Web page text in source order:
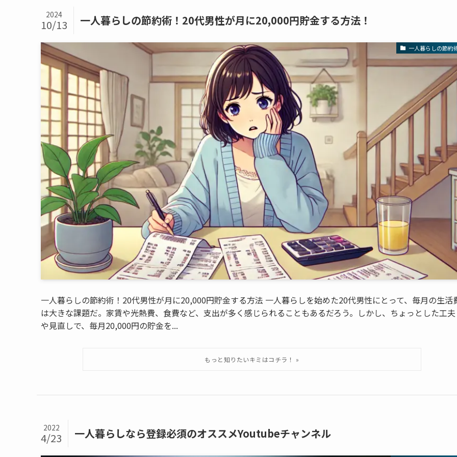
一人暮らしの節約術！20代男性が月に20,000円貯金する方法！
2024
10/13
一人暮らしの節約
一人暮らしの節約術！20代男性が月に20,000円貯金する方法 一人暮らしを始めた20代男性にとって、毎月の生活
は大きな課題だ。家賃や光熱費、食費など、支出が多く感じられることもあるだろう。しかし、ちょっとした工夫
や見直しで、毎月20,000円の貯金を...
一人暮らしなら登録必須のオススメYoutubeチャンネル
2022
4/23